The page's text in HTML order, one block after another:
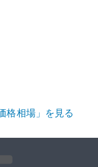
格相場」を見る